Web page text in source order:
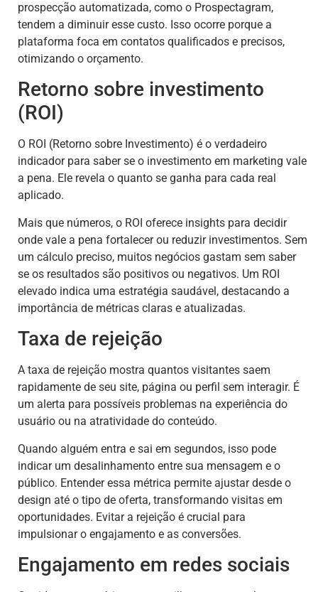
prospecção automatizada, como o Prospectagram,
tendem a diminuir esse custo. Isso ocorre porque a
plataforma foca em contatos qualificados e precisos,
otimizando o orçamento.
Retorno sobre investimento
(ROI)
O ROI (Retorno sobre Investimento) é o verdadeiro
indicador para saber se o investimento em marketing vale
a pena. Ele revela o quanto se ganha para cada real
aplicado.
Mais que números, o ROI oferece insights para decidir
onde vale a pena fortalecer ou reduzir investimentos. Sem
um cálculo preciso, muitos negócios gastam sem saber
se os resultados são positivos ou negativos. Um ROI
elevado indica uma estratégia saudável, destacando a
importância de métricas claras e atualizadas.
Taxa de rejeição
A taxa de rejeição mostra quantos visitantes saem
rapidamente de seu site, página ou perfil sem interagir. É
um alerta para possíveis problemas na experiência do
usuário ou na atratividade do conteúdo.
Quando alguém entra e sai em segundos, isso pode
indicar um desalinhamento entre sua mensagem e o
público. Entender essa métrica permite ajustar desde o
design até o tipo de oferta, transformando visitas em
oportunidades. Evitar a rejeição é crucial para
impulsionar o engajamento e as conversões.
Engajamento em redes sociais